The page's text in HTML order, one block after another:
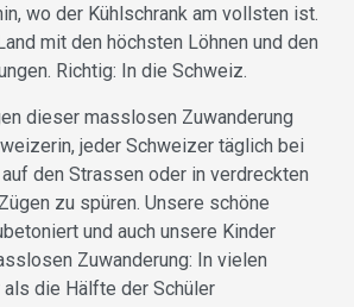
wo der Kühlschrank am vollsten ist.
mit den höchsten Löhnen und den
Richtig: In die Schweiz.
dieser masslosen Zuwanderung
jeder Schweizer täglich bei
den Stras­sen oder in verdreckten
zu spüren. Unsere schöne
und auch unsere Kinder
Zuwanderung: In vielen
die Hälfte der Schüler